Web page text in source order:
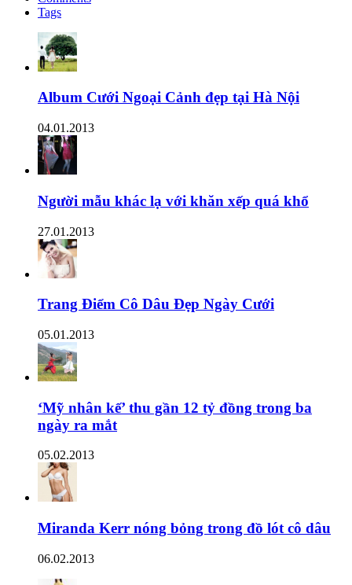
Tags
Album Cưới Ngoại Cảnh đẹp tại Hà Nội
04.01.2013
Người mẫu khác lạ với khăn xếp quá khổ
27.01.2013
Trang Điểm Cô Dâu Đẹp Ngày Cưới
05.01.2013
‘Mỹ nhân kế’ thu gần 12 tỷ đồng trong ba
ngày ra mắt
05.02.2013
Miranda Kerr nóng bỏng trong đồ lót cô dâu
06.02.2013